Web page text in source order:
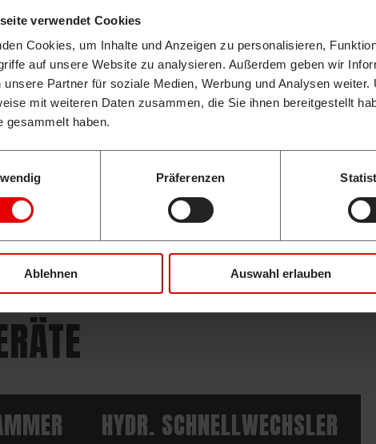
verwendet Cookies
Cookies, um Inhalte und Anzeigen zu personalisieren,
auf unsere Website zu analysieren. Außerdem geben wir
unsere Partner für soziale Medien, Werbung und Analysen
mit weiteren Daten zusammen, die Sie ihnen bereitgestellt
gesammelt haben.
Präferenzen
Ablehnen Auswahl erlauben
zuständigen Takeuchi Händler
– wichtig – Ihre Postleitzahl ein. Der
umgehend kontaktieren.
DOWNLOAD
HYDR. SCHNELLWECHSLER